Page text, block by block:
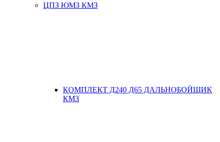
ЦПЗ ЮМЗ КМЗ
КОМПЛЕКТ Д240 Д65 ДАЛЬНОБОЙЩИК
КМЗ